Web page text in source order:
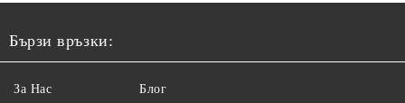
Бързи връзки:
За Нас Блог